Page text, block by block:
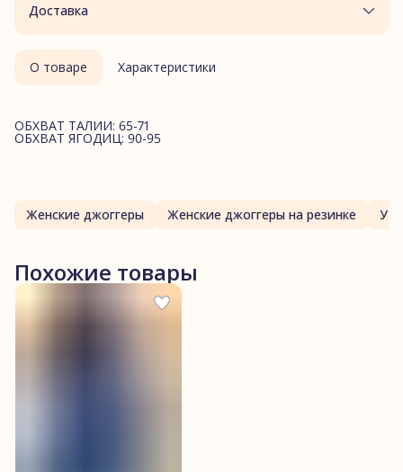
Доставка
О товаре Характеристики
ОБХВАТ ТАЛИИ: 65-71
ОБХВАТ ЯГОДИЦ: 90-95
Женские джоггеры Женские джоггеры на резинке
Похожие товары